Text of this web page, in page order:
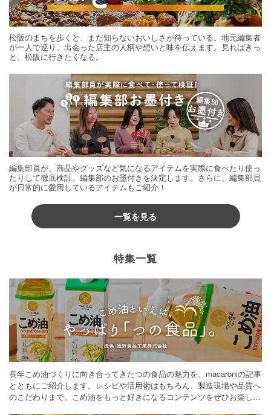
松阪のまちを歩くと、まだ知らないおいしさが待っている。地元編集者
が一人で巡り、出会った店主の人柄や想いと味を伝えます。見ればきっ
と、松阪に行きたくなる。
編集部員が、商品やグッズなど気になるアイテムを実際に食べたり使っ
たりして徹底検証。編集部のお墨付きを決定します。さらに、編集部員
が日常的に愛用しているアイテムもご紹介！
一覧を見る
特集一覧
長年こめ油づくりに向き合ってきたつの食品の魅力を、macaroniの記事
とともにご紹介します。レシピや活用術はもちろん、製造現場や品質へ
のこだわりまで。こめ油をもっと好きになるコンテンツをぜひお楽しみ